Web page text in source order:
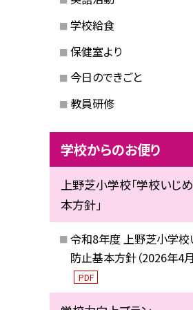
学校給食
保健室より
今日のできごと
教員研修
学校からのお便り
上野芝小学校「学校いじ
本方針」
令和8年度 上野芝小学校
防止基本方針（2026年4月
PDF